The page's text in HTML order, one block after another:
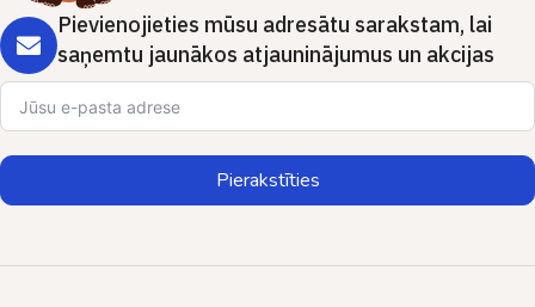
Pievienojieties mūsu adresātu sarakstam, lai
saņemtu jaunākos atjauninājumus un akcijas
Pierakstīties